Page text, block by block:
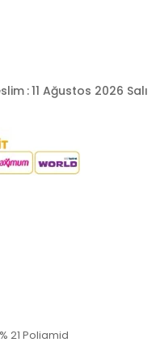
:11 Ağustos 2026 Salı
21 Poliamid